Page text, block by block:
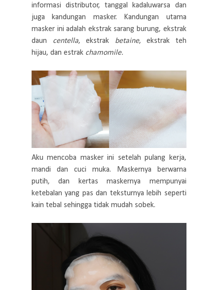
informasi distributor, tanggal kadaluwarsa dan
juga kandungan masker. Kandungan utama
masker ini adalah ekstrak sarang burung, ekstrak
daun centella, ekstrak betaine, ekstrak teh
hijau, dan estrak chamomile.
Aku mencoba masker ini setelah pulang kerja,
mandi dan cuci muka. Maskernya berwarna
putih, dan kertas maskernya mempunyai
ketebalan yang pas dan teksturnya lebih seperti
kain tebal sehingga tidak mudah sobek.